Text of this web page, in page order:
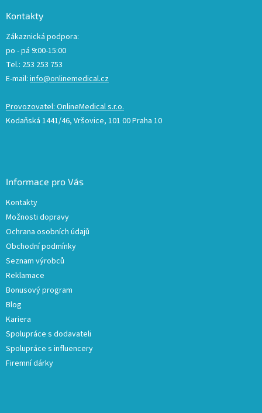
Kontakty
Zákaznická podpora:
po - pá 9:00-15:00
Tel.: 253 253 753
E-mail: info@onlinemedical.cz
Provozovatel: OnlineMedical s.r.o.
Kodaňská 1441/46, Vršovice, 101 00 Praha 10
Informace pro Vás
Kontakty
Možnosti dopravy
Ochrana osobních údajů
Obchodní podmínky
Seznam výrobců
Reklamace
Bonusový program
Blog
Kariera
Spolupráce s dodavateli
Spolupráce s influencery
Firemní dárky